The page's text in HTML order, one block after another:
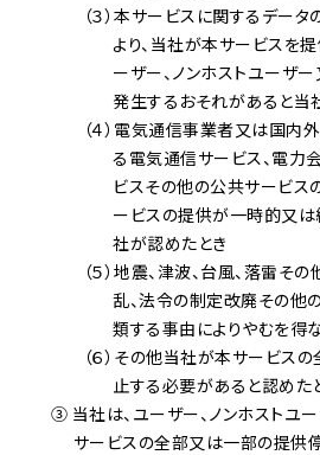
（３）本サービスに関するデー
より、当社が本サービスを
ーザー、ノンホストユーザ
発生するおそれがあると当
（４）電気通信事業者又は国内
る電気通信サービス、電力
ビスその他の公共サービス
ービスの提供が一時的又
社が認めたとき
（５）地震、津波、台風、落雷そ
乱、法令の制定改廃その他
類する事由によりやむを得
（６）その他当社が本サービス
止する必要があると認めた
③ 当社は、ユーザー、ノンホストユ
サービスの全部又は一部の提供